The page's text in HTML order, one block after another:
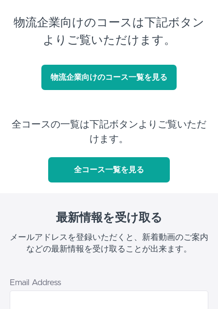
物流企業向けのコースは下記ボタン
よりご覧いただけます。
物流企業向けのコース一覧を見る
全コースの一覧は下記ボタンよりご覧いただ
けます。
全コース一覧を見る
最新情報を受け取る
メールアドレスを登録いただくと、新着動画のご案内
などの最新情報を受け取ることが出来ます。
Email Address